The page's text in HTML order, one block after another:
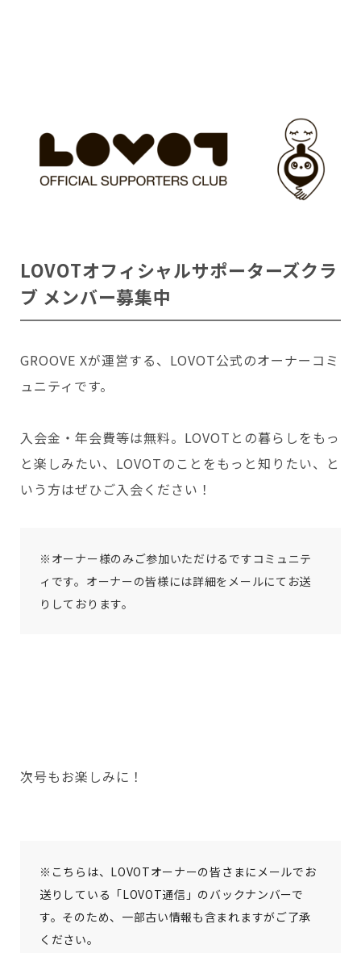
LOVOTオフィシャルサポーターズクラ
ブ メンバー募集中
GROOVE Xが運営する、LOVOT公式のオーナーコミ
ュニティです。
入会金・年会費等は無料。LOVOTとの暮らしをもっ
と楽しみたい、LOVOTのことをもっと知りたい、と
いう方はぜひご入会ください！
※オーナー様のみご参加いただけるですコミュニテ
ィです。オーナーの皆様には詳細をメールにてお送
りしております。
次号もお楽しみに！
※こちらは、LOVOTオーナーの皆さまにメールでお
送りしている「LOVOT通信」のバックナンバーで
す。そのため、一部古い情報も含まれますがご了承
ください。